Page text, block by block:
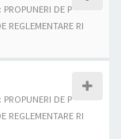
PROPUNERI DE P
REGLEMENTARE RI
PROPUNERI DE P
REGLEMENTARE RI